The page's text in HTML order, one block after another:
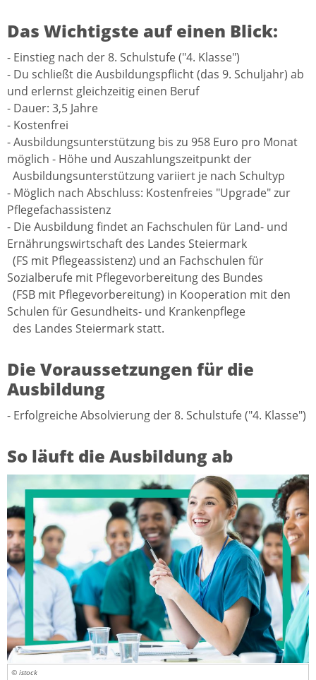
Das Wichtigste auf einen Blick:
- Einstieg nach der 8. Schulstufe ("4. Klasse")
- Du schließt die Ausbildungspflicht (das 9. Schuljahr) ab
und erlernst gleichzeitig einen Beruf
- Dauer: 3,5 Jahre
- Kostenfrei
- Ausbildungsunterstützung bis zu 958 Euro pro Monat
möglich - Höhe und Auszahlungszeitpunkt der
Ausbildungsunterstützung variiert je nach Schultyp
- Möglich nach Abschluss: Kostenfreies "Upgrade" zur
Pflegefachassistenz
- Die Ausbildung findet an Fachschulen für Land- und
Ernährungswirtschaft des Landes Steiermark
(FS mit Pflegeassistenz) und an Fachschulen für
Sozialberufe mit Pflegevorbereitung des Bundes
(FSB mit Pflegevorbereitung) in Kooperation mit den
Schulen für Gesundheits- und Krankenpflege
des Landes Steiermark statt.
Die Voraussetzungen für die
Ausbildung
- Erfolgreiche Absolvierung der 8. Schulstufe ("4. Klasse")
So läuft die Ausbildung ab
© istock